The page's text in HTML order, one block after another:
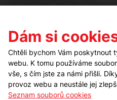
Kontakt
Dám si
Chtěli bychom Vám poskytnout
webu. K tomu používáme
vše, s čím jste za námi přišli.
provoz webu a neustále jej
Seznam souborů cookies